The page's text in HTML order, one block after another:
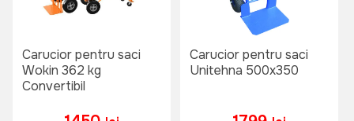
Carucior pentru saci
Wokin 362 kg
Convertibil
Carucior pentru saci
Unitehna 500x350